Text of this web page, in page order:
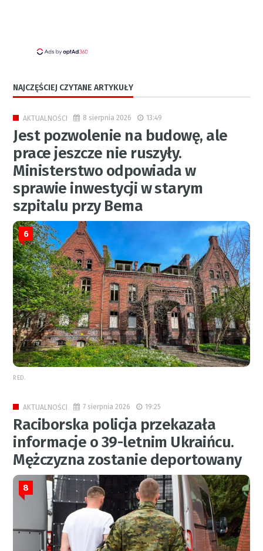
NAJCZĘŚCIEJ CZYTANE ARTYKUŁY
AKTUALNOŚCI 8 sierpnia 2026 13:49
Jest pozwolenie na budowę, ale
prace jeszcze nie ruszyły.
Ministerstwo odpowiada w
sprawie inwestycji w starym
szpitalu przy Bema
6
RED.
AKTUALNOŚCI 7 sierpnia 2026 19:25
Raciborska policja przekazała
informacje o 39-letnim Ukraińcu.
Mężczyzna zostanie deportowany
8